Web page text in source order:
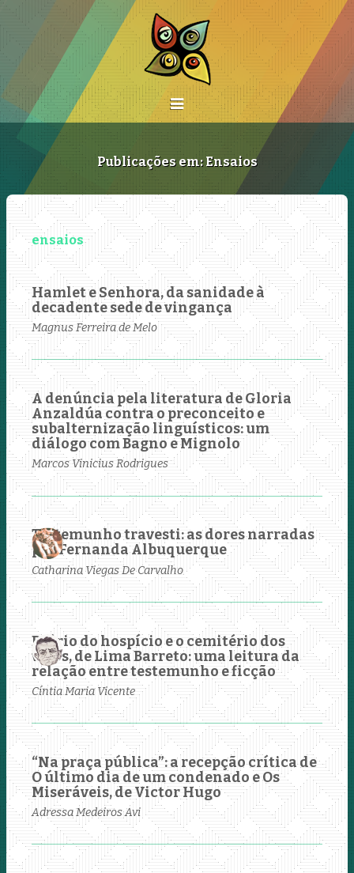
Publicações em: Ensaios
Hamlet e Senhora, da sanidade à
decadente sede de vingança
Magnus Ferreira de Melo
A denúncia pela literatura de Gloria
Anzaldúa contra o preconceito e
subalternização linguísticos: um
diálogo com Bagno e Mignolo
Marcos Vinicius Rodrigues
Testemunho travesti: as dores narradas
por Fernanda Albuquerque
Catharina Viegas De Carvalho
Diário do hospício e o cemitério dos
vivos, de Lima Barreto: uma leitura da
relação entre testemunho e ficção
Cíntia Maria Vicente
“Na praça pública”: a recepção crítica de
O último dia de um condenado e Os
Miseráveis, de Victor Hugo
Adressa Medeiros Avi